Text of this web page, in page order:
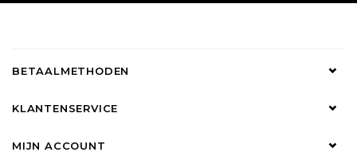
BETAALMETHODEN
KLANTENSERVICE
MIJN ACCOUNT